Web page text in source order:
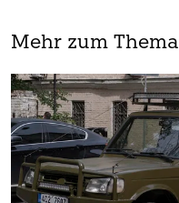
Mehr zum Thema